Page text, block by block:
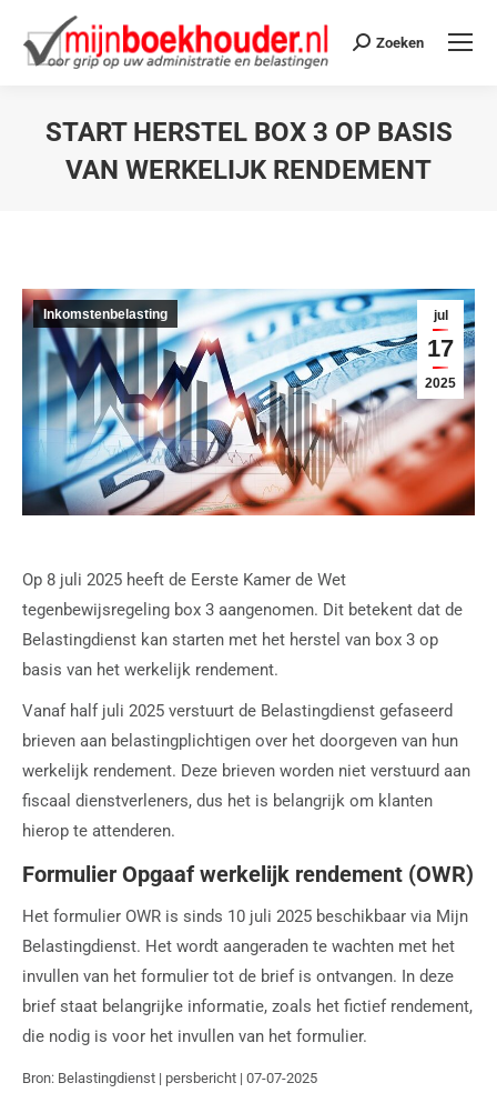
Zoeken
START HERSTEL BOX 3 OP BASIS
VAN WERKELIJK RENDEMENT
jul
17
2025
Inkomstenbelasting
Op 8 juli 2025 heeft de Eerste Kamer de Wet
tegenbewijsregeling box 3 aangenomen. Dit betekent dat de
Belastingdienst kan starten met het herstel van box 3 op
basis van het werkelijk rendement.
Vanaf half juli 2025 verstuurt de Belastingdienst gefaseerd
brieven aan belastingplichtigen over het doorgeven van hun
werkelijk rendement. Deze brieven worden niet verstuurd aan
fiscaal dienstverleners, dus het is belangrijk om klanten
hierop te attenderen.
Formulier Opgaaf werkelijk rendement (OWR)
Het formulier OWR is sinds 10 juli 2025 beschikbaar via Mijn
Belastingdienst. Het wordt aangeraden te wachten met het
invullen van het formulier tot de brief is ontvangen. In deze
brief staat belangrijke informatie, zoals het fictief rendement,
die nodig is voor het invullen van het formulier.
Bron: Belastingdienst | persbericht | 07-07-2025